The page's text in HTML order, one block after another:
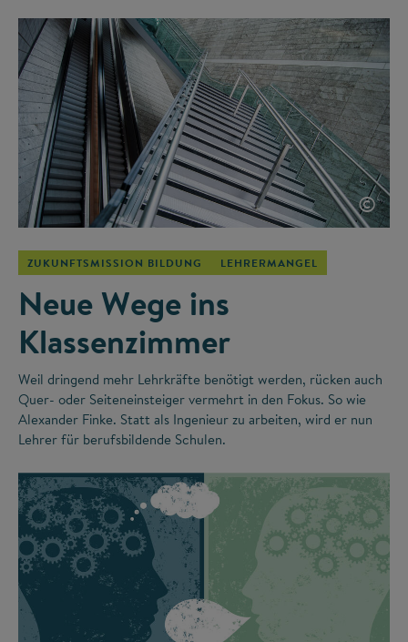
©
ZUKUNFTSMISSION BILDUNG LEHRERMANGEL
Neue Wege ins
Klassenzimmer
Weil dringend mehr Lehrkräfte benötigt werden, rücken auch
Quer- oder Seiteneinsteiger vermehrt in den Fokus. So wie
Alexander Finke. Statt als Ingenieur zu arbeiten, wird er nun
Lehrer für berufsbildende Schulen.